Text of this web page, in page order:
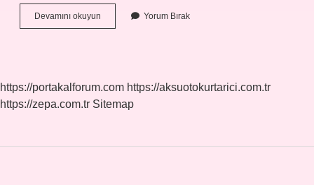
Devamını okuyun Kuranda
Hangi
Yorum Bırak
https://portakalforum.com https://aksuotokurtarici.com.tr
https://zepa.com.tr Sitemap